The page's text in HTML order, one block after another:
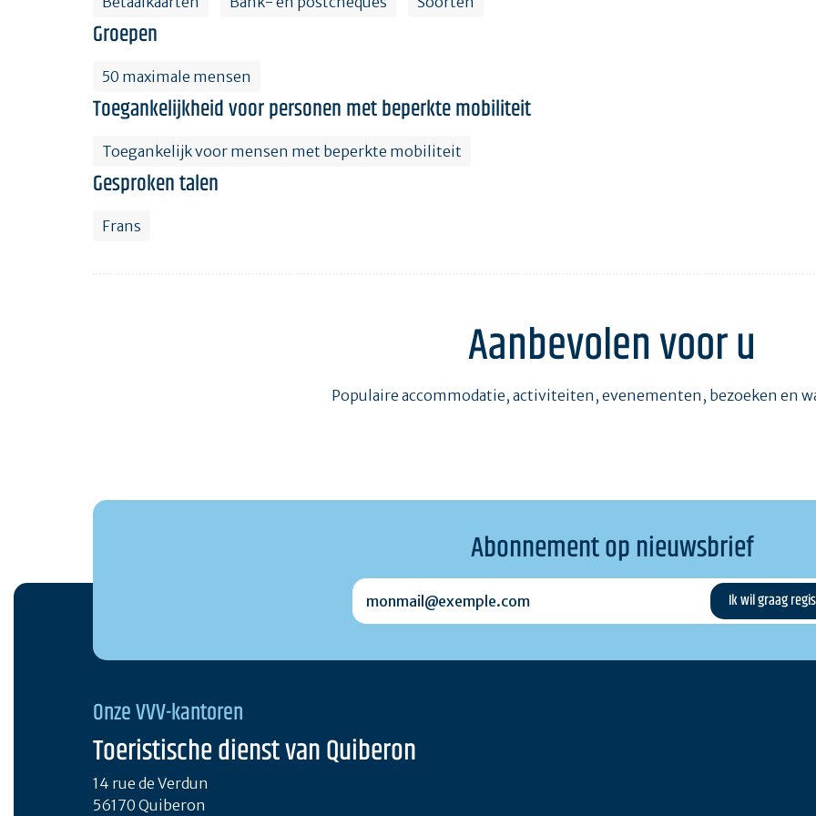
Groepen
50 maximale mensen
Toegankelijkheid voor personen met beperkte mobiliteit
Toegankelijk voor mensen met beperkte mobiliteit
Gesproken talen
Frans
Aanbevolen voor u
Populaire accommodatie, activiteiten, evenementen, bezoeken en
Abonnement op nieuwsbrief
monmail@exemple.com
Onze VVV-kantoren
Toeristische dienst van Quiberon
14 rue de Verdun
56170 Quiberon